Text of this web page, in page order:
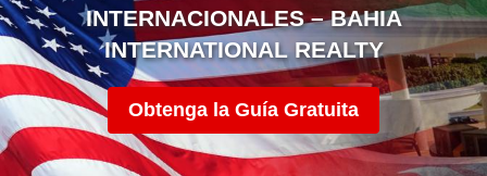
INTERNACIONALES – BAHIA
INTERNATIONAL REALTY
Obtenga la Guía Gratuita